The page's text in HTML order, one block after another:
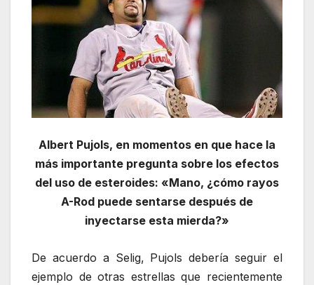
Albert Pujols, en momentos en que hace la
más importante pregunta sobre los efectos
del uso de esteroides: «Mano, ¿cómo rayos
A-Rod puede sentarse después de
inyectarse esta mierda?»
De acuerdo a Selig, Pujols debería seguir el
ejemplo de otras estrellas que recientemente